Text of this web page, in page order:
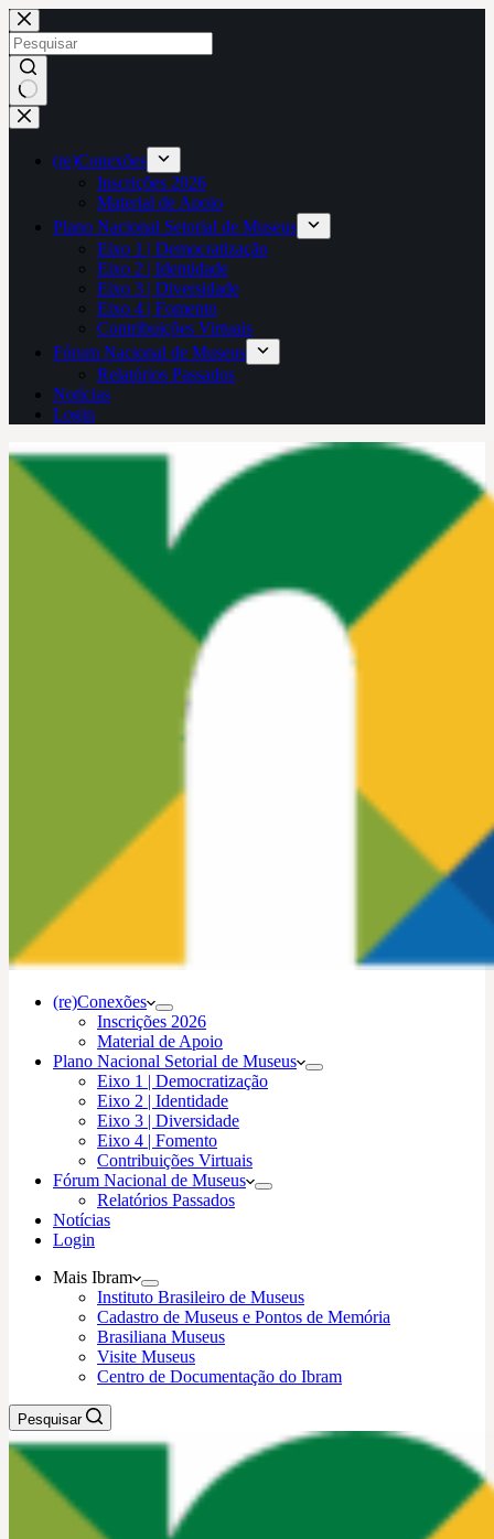
Pular
para
o
conteúdo
Sem
resultados
(re)Conexões
Inscrições 2026
Material de Apoio
Plano Nacional Setorial de Museus
Eixo 1 | Democratização
Eixo 2 | Identidade
Eixo 3 | Diversidade
Eixo 4 | Fomento
Contribuições Virtuais
Fórum Nacional de Museus
Relatórios Passados
Notícias
Login
(re)Conexões
Inscrições 2026
Material de Apoio
Plano Nacional Setorial de Museus
Eixo 1 | Democratização
Eixo 2 | Identidade
Eixo 3 | Diversidade
Eixo 4 | Fomento
Contribuições Virtuais
Fórum Nacional de Museus
Relatórios Passados
Notícias
Login
Mais Ibram
Instituto Brasileiro de Museus
Cadastro de Museus e Pontos de Memória
Brasiliana Museus
Visite Museus
Centro de Documentação do Ibram
Pesquisar